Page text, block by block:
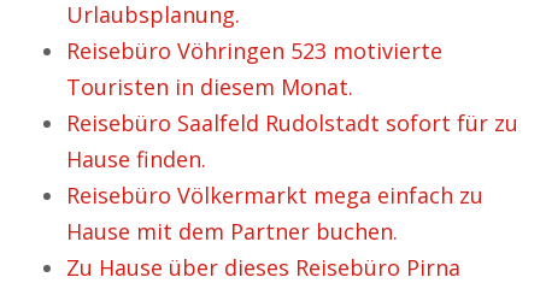
Urlaubsplanung.
Reisebüro Vöhringen 523 motivierte
Touristen in diesem Monat.
Reisebüro Saalfeld Rudolstadt sofort für zu
Hause finden.
Reisebüro Völkermarkt mega einfach zu
Hause mit dem Partner buchen.
Zu Hause über dieses Reisebüro Pirna